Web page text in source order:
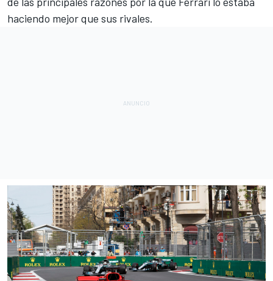
haciendo mejor que sus rivales.